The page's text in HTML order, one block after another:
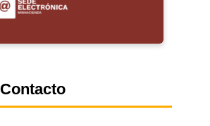
Contacto